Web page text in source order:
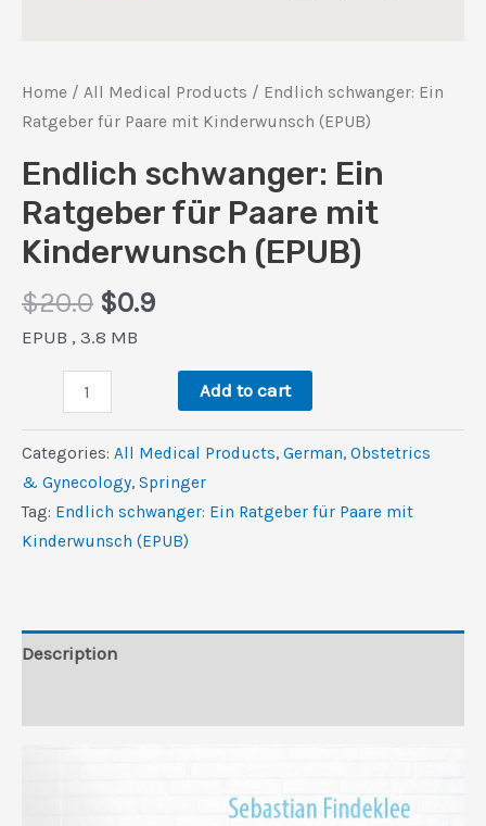
Home / All Medical Products / Endlich schwanger: Ein
Ratgeber für Paare mit Kinderwunsch (EPUB)
Endlich schwanger: Ein
Ratgeber für Paare mit
Kinderwunsch (EPUB)
$20.0 Original
price
$0.9Current
$0.9.
EPUB , 3.8 MB
Endlich
schwanger:
Paare
quantity
Add to cart
Categories: All Medical Products, German, Obstetrics
& Gynecology, Springer
Tag: Endlich schwanger: Ein Ratgeber für Paare mit
Kinderwunsch (EPUB)
Description